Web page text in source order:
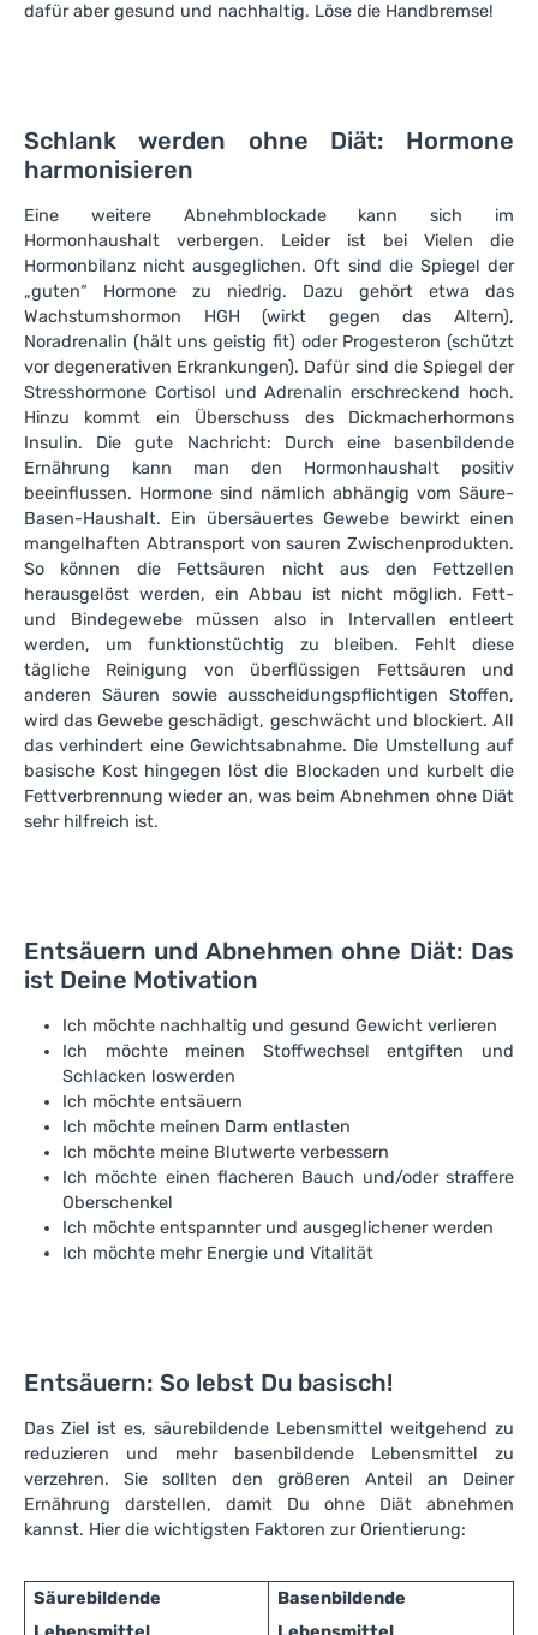
dafür aber gesund und nachhaltig. Löse die Handbremse!
Schlank werden ohne Diät: Hormone
harmonisieren
Eine weitere Abnehmblockade kann sich im
Hormonhaushalt verbergen. Leider ist bei Vielen die
Hormonbilanz nicht ausgeglichen. Oft sind die Spiegel der
„guten“ Hormone zu niedrig. Dazu gehört etwa das
Wachstumshormon HGH (wirkt gegen das Altern),
Noradrenalin (hält uns geistig fit) oder Progesteron (schützt
vor degenerativen Erkrankungen). Dafür sind die Spiegel der
Stresshormone Cortisol und Adrenalin erschreckend hoch.
Hinzu kommt ein Überschuss des Dickmacherhormons
Insulin. Die gute Nachricht: Durch eine basenbildende
Ernährung kann man den Hormonhaushalt positiv
beeinflussen. Hormone sind nämlich abhängig vom Säure-
Basen-Haushalt. Ein übersäuertes Gewebe bewirkt einen
mangelhaften Abtransport von sauren Zwischenprodukten.
So können die Fettsäuren nicht aus den Fettzellen
herausgelöst werden, ein Abbau ist nicht möglich. Fett-
und Bindegewebe müssen also in Intervallen entleert
werden, um funktionstüchtig zu bleiben. Fehlt diese
tägliche Reinigung von überflüssigen Fettsäuren und
anderen Säuren sowie ausscheidungspflichtigen Stoffen,
wird das Gewebe geschädigt, geschwächt und blockiert. All
das verhindert eine Gewichtsabnahme. Die Umstellung auf
basische Kost hingegen löst die Blockaden und kurbelt die
Fettverbrennung wieder an, was beim Abnehmen ohne Diät
sehr hilfreich ist.
Entsäuern und Abnehmen ohne Diät: Das
ist Deine Motivation
Ich möchte nachhaltig und gesund Gewicht verlieren
Ich möchte meinen Stoffwechsel entgiften und
Schlacken loswerden
Ich möchte entsäuern
Ich möchte meinen Darm entlasten
Ich möchte meine Blutwerte verbessern
Ich möchte einen flacheren Bauch und/oder straffere
Oberschenkel
Ich möchte entspannter und ausgeglichener werden
Ich möchte mehr Energie und Vitalität
Entsäuern: So lebst Du basisch!
Das Ziel ist es, säurebildende Lebensmittel weitgehend zu
reduzieren und mehr basenbildende Lebensmittel zu
verzehren. Sie sollten den größeren Anteil an Deiner
Ernährung darstellen, damit Du ohne Diät abnehmen
kannst. Hier die wichtigsten Faktoren zur Orientierung:
Säurebildende
Basenbildende